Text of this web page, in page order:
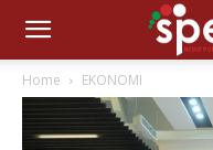
Home EKONOMI